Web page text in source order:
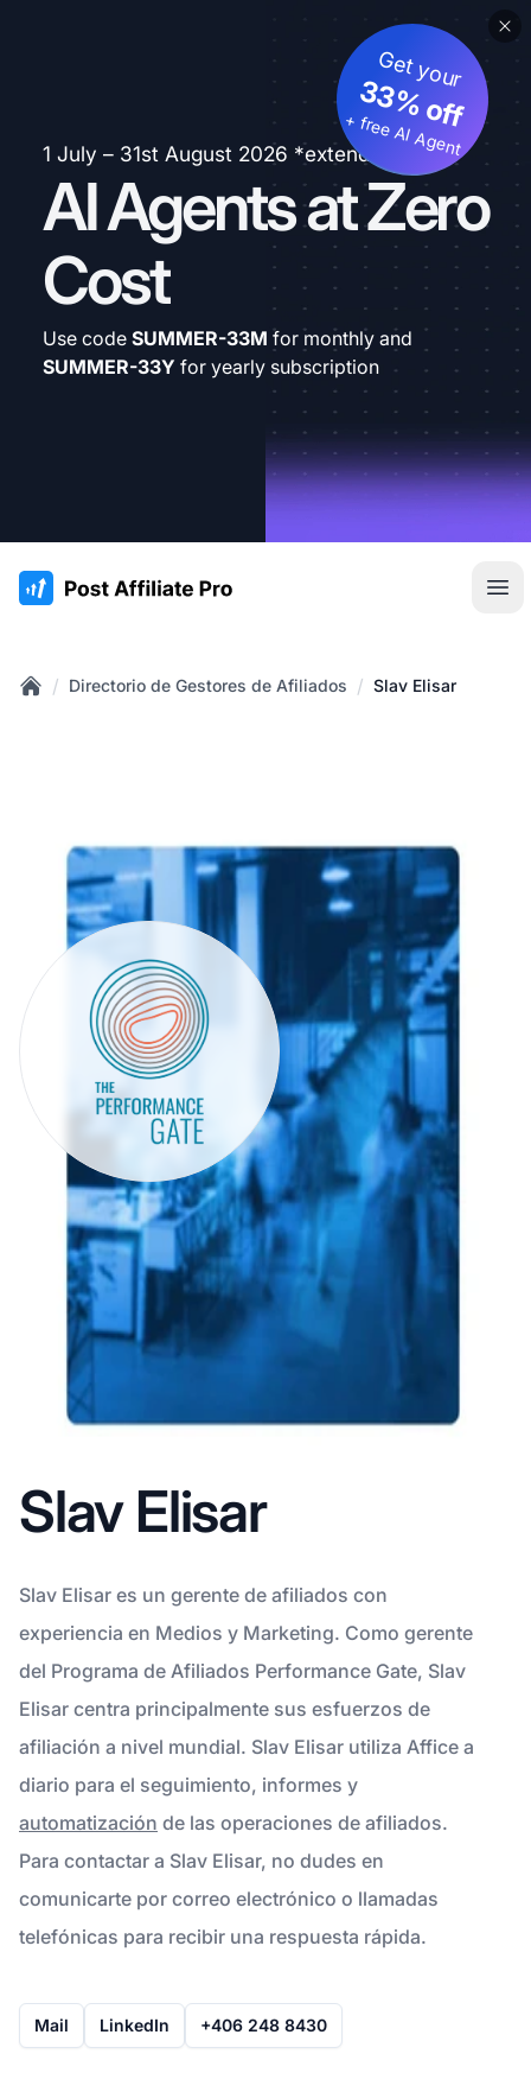
1 July – 31st August 2026 *extended
AI Agents at Zero
Cost
Get your
33% off
+ free AI Agent
Use code SUMMER-33M for monthly and
SUMMER-33Y for yearly subscription
:site.title
/ Directorio de Gestores de Afiliados / Slav Elisar
Slav Elisar
Slav Elisar es un gerente de afiliados con
experiencia en Medios y Marketing. Como gerente
del Programa de Afiliados Performance Gate, Slav
Elisar centra principalmente sus esfuerzos de
afiliación a nivel mundial. Slav Elisar utiliza Affice a
diario para el seguimiento, informes y
automatización de las operaciones de afiliados.
Para contactar a Slav Elisar, no dudes en
comunicarte por correo electrónico o llamadas
telefónicas para recibir una respuesta rápida.
Mail LinkedIn +406 248 8430